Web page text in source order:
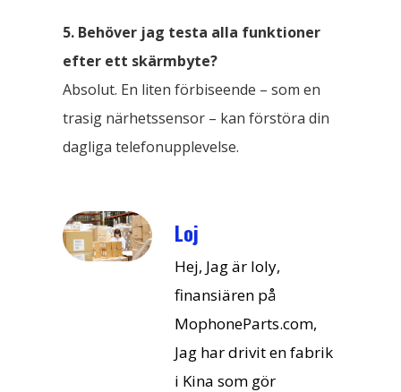
5. Behöver jag testa alla funktioner
efter ett skärmbyte?
Absolut. En liten förbiseende – som en
trasig närhetssensor – kan förstöra din
dagliga telefonupplevelse.
Loj
Hej, Jag är loly,
finansiären på
MophoneParts.com,
Jag har drivit en fabrik
i Kina som gör